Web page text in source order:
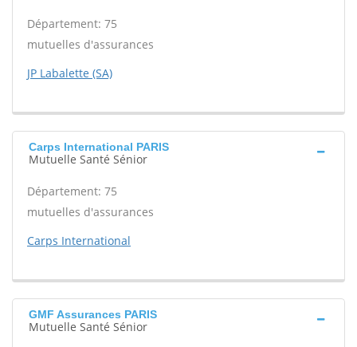
Département: 75
mutuelles d'assurances
JP Labalette (SA)
Carps International PARIS
Mutuelle Santé Sénior
Département: 75
mutuelles d'assurances
Carps International
GMF Assurances PARIS
Mutuelle Santé Sénior